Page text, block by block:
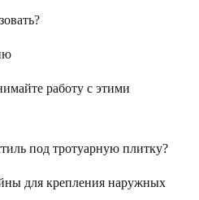
работу с этими
под тротуарную плитку?
для крепления наружных